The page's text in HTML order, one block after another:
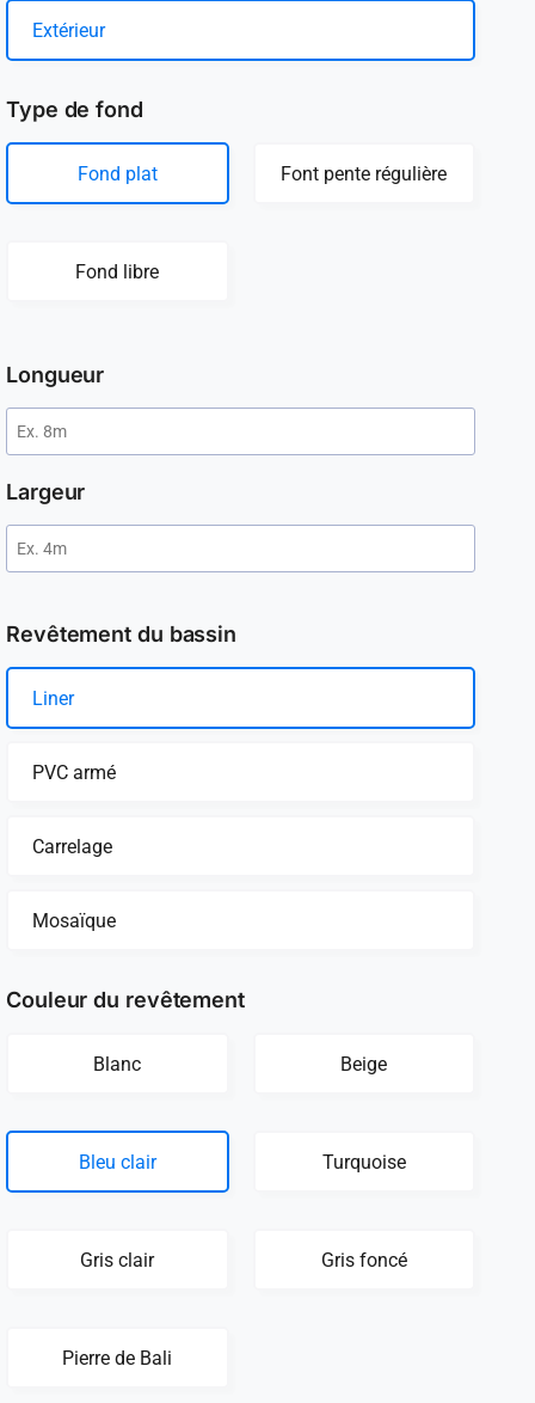
Extérieur
Type de fond
Fond plat Font pente régulière
Fond libre
Longueur
Largeur
Revêtement du bassin
Liner
PVC armé
Carrelage
Mosaïque
Couleur du revêtement
Blanc Beige
Bleu clair Turquoise
Gris clair Gris foncé
Pierre de Bali